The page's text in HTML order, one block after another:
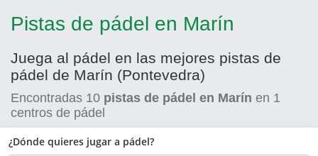
Pistas de pádel en Marín
Juega al pádel en las mejores pistas de
pádel de Marín (Pontevedra)
Encontradas 10 pistas de pádel en Marín en 1
centros de pádel
¿Dónde quieres jugar a pádel?